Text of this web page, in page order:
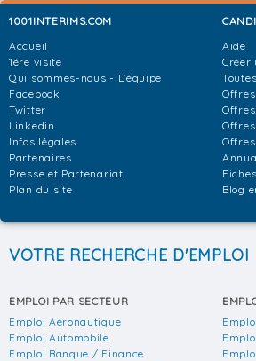
1001INTERIMS.COM
Accueil
1ère visite
Qui sommes-nous - L'équipe
Facebook
Twitter
Linkedin
Infos légales
Partenaires
Presse et Partenariat
Plan du site
Aide
Créer
Blog
VOTRE RECHERCHE D'EMPLOI
EMPLOI PAR SECTEUR
Emploi Aéronautique
Emploi Automobile
Emploi Banque / Finance